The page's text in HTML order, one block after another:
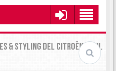
& STYLING DEL CITROËN C5 III.